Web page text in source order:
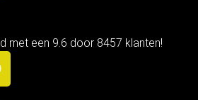
met een 9.6 door 8457 klanten!